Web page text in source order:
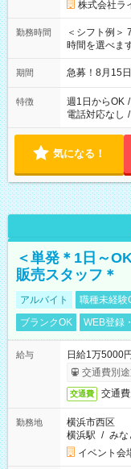
株式会社ラ
勤務時間
＜シフト例＞ 7:00～
時間を選べま
期間 急募！8月15
特徴 週1日からOK /
電話対応なし /
気になる！
＜単発＊1日～
販売スタッフ＊
アルバイト 職種未経験
ブランクOK
WEB登録
給与
日給1万5000
交通費別
交通費 交通
勤務地
横浜市西区
横浜駅 / みな
イベント会